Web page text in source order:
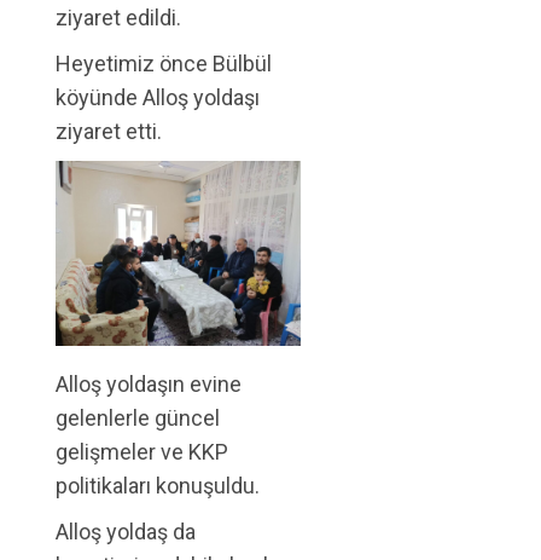
ziyaret edildi.
Heyetimiz önce Bülbül
köyünde Alloş yoldaşı
ziyaret etti.
Alloş yoldaşın evine
gelenlerle güncel
gelişmeler ve KKP
politikaları konuşuldu.
Alloş yoldaş da